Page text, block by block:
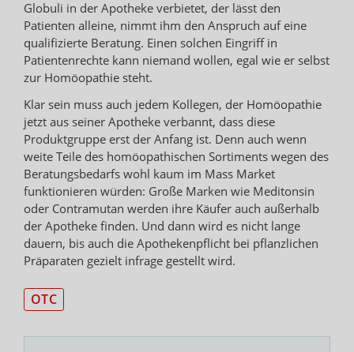
Globuli in der Apotheke verbietet, der lässt den
Patienten alleine, nimmt ihm den Anspruch auf eine
qualifizierte Beratung. Einen solchen Eingriff in
Patientenrechte kann niemand wollen, egal wie er selbst
zur Homöopathie steht.
Klar sein muss auch jedem Kollegen, der Homöopathie
jetzt aus seiner Apotheke verbannt, dass diese
Produktgruppe erst der Anfang ist. Denn auch wenn
weite Teile des homöopathischen Sortiments wegen des
Beratungsbedarfs wohl kaum im Mass Market
funktionieren würden: Große Marken wie Meditonsin
oder Contramutan werden ihre Käufer auch außerhalb
der Apotheke finden. Und dann wird es nicht lange
dauern, bis auch die Apothekenpflicht bei pflanzlichen
Präparaten gezielt infrage gestellt wird.
OTC